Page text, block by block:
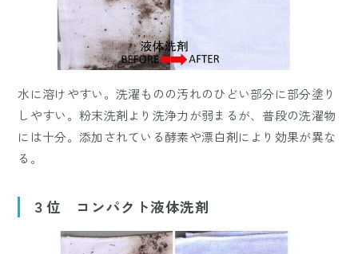
水に溶けやすい。洗濯ものの汚れのひどい部分に部分塗り
しやすい。粉末洗剤より洗浄力が弱まるが、普段の洗濯物
には十分。添加されている酵素や漂白剤により効果が異な
る。
３位 コンパクト液体洗剤